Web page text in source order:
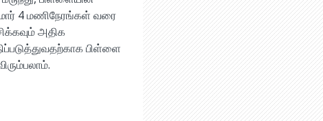
4 மணிநேரங்கள் வரை
அதிக
பிள்ளை